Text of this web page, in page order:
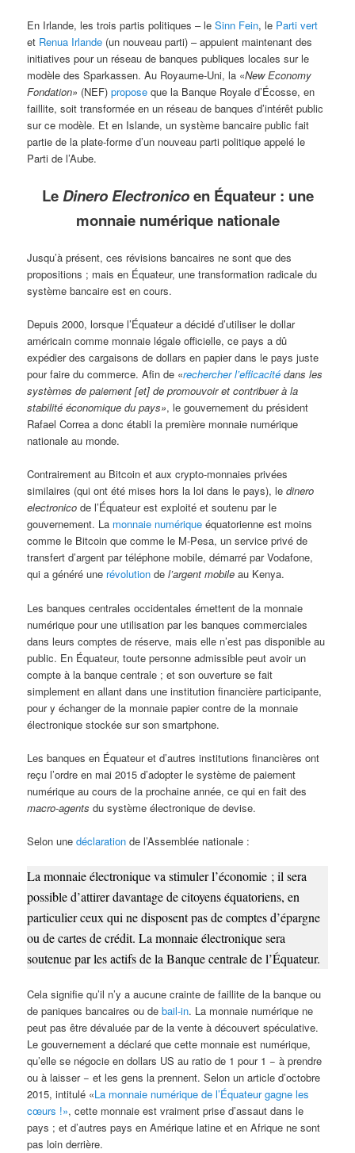
En Irlande, les trois partis politiques – leSinn Fein, le Parti vert
et Renua Irlande (un nouveau parti) – appuient maintenant des
initiatives pour un réseau de banques publiques locales sur le
modèle des Sparkassen. Au Royaume-Uni, la «New Economy
Fondation» (NEF) propose que la Banque Royale d’Écosse, en
faillite, soit transformée en un réseau de banques d’intérêt public
sur ce modèle. Et en Islande, un système bancaire public fait
partie de la plate-forme d’un nouveau parti politique appelé le
Parti de l’Aube.
LeDinero Electronicoen Équateur : une
monnaie numérique nationale
Jusqu’à présent, ces révisions bancaires ne sont que des
propositions ; mais en Équateur, une transformation radicale du
système bancaire est en cours.
Depuis 2000, lorsque l’Équateur a décidé d’utiliser le dollar
américain comme monnaie légale officielle, ce pays a dû
expédier des cargaisons de dollars en papier dans le pays juste
pour faire du commerce. Afin de «rechercher l’efficacité dans les
systèmes de paiement [et] de promouvoir et contribuer à la
stabilité économique du pays», le gouvernement du président
Rafael Correa a donc établi la première monnaie numérique
nationale au monde.
Contrairement au Bitcoin et aux crypto-monnaies privées
similaires (qui ont été mises hors la loi dans le pays), ledinero
electronico de l’Équateur est exploité et soutenu par le
gouvernement. La monnaie numérique équatorienne est moins
comme le Bitcoin que comme le M-Pesa, un service privé de
transfert d’argent par téléphone mobile, démarré par Vodafone,
qui a généré une révolution de l’argent mobile au Kenya.
Les banques centrales occidentales émettent de la monnaie
numérique pour une utilisation par les banques commerciales
dans leurs comptes de réserve, mais elle n’est pas disponible au
public. En Équateur, toute personne admissible peut avoir un
compte à la banque centrale ; et son ouverture se fait
simplement en allant dans une institution financière participante,
pour y échanger de la monnaie papier contre de la monnaie
électronique stockée sur son smartphone.
Les banques en Équateur et d’autres institutions financières ont
reçu l’ordre en mai 2015 d’adopter le système de paiement
numérique au cours de la prochaine année, ce qui en fait des
macro-agents du système électronique de devise.
Selon unedéclaration de l’Assemblée nationale :
La monnaie électronique va stimuler l’économie ; il sera
possible d’attirer davantage de citoyens équatoriens, en
particulier ceux qui ne disposent pas de comptes d’épargne
ou de cartes de crédit. La monnaie électronique sera
soutenue par les actifs de la Banque centrale de l’Équateur.
Cela signifie qu’il n’y a aucune crainte de faillite de la banque ou
de paniques bancaires ou debail-in. La monnaie numérique ne
peut pas être dévaluée par de la vente à découvert spéculative.
Le gouvernement a déclaré que cette monnaie est numérique,
qu’elle se négocie en dollars US au ratio de 1 pour 1 − à prendre
ou à laisser − et les gens la prennent. Selon un article d’octobre
2015, intitulé «La monnaie numérique de l’Équateur gagne les
cœurs !», cette monnaie est vraiment prise d’assaut dans le
pays ; et d’autres pays en Amérique latine et en Afrique ne sont
pas loin derrière.